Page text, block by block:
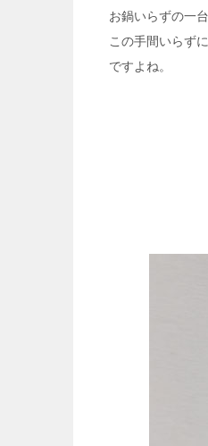
お鍋いらずの一台
この手間いらず
ですよね。